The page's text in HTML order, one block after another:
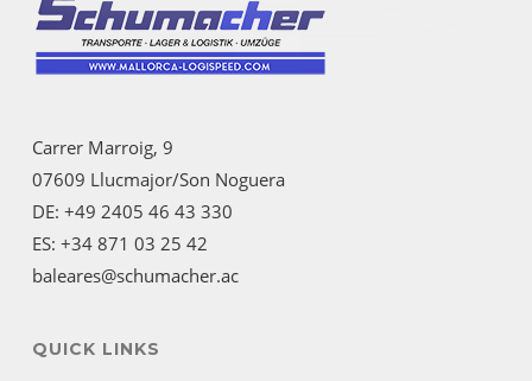
Carrer Marroig, 9
07609 Llucmajor/Son Noguera
DE: +49 2405 46 43 330
ES: +34 871 03 25 42
baleares@schumacher.ac
QUICK LINKS